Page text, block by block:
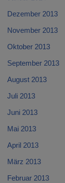
Dezember 2013
November 2013
Oktober 2013
September 2013
August 2013
Juli 2013
Juni 2013
Mai 2013
April 2013
März 2013
Februar 2013